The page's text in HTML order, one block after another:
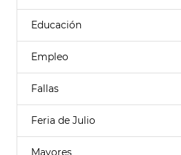
Educación
Empleo
Fallas
Feria de Julio
Mayores